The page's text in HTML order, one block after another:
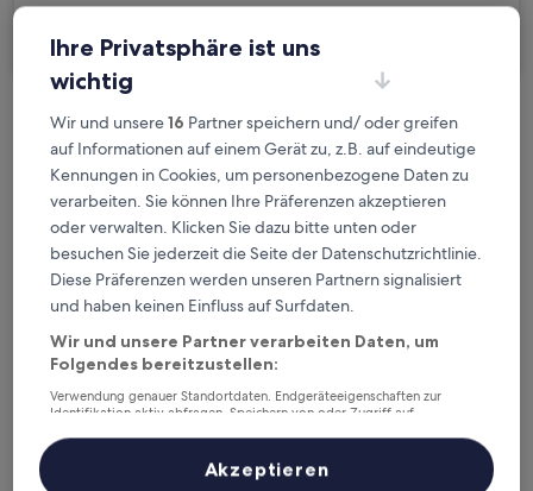
Suchen
Kostenlose Stornierung bei
Planänderungen
Verdiene Prämien für jede
wahrgenommene Übernachtung
Mehr sparen mit Preisen für Mitglieder
Überprüfe die Preise für diese Daten
Ihre Privatsphäre ist uns
wichtig
Wir und unsere16 Partner speichern und/ oder greifen
auf Informationen auf einem Gerät zu, z.B. auf eindeutige
Kennungen in Cookies, um personenbezogene Daten zu
verarbeiten. Sie können Ihre Präferenzen akzeptieren
oder verwalten. Klicken Sie dazu bitte unten oder
besuchen Sie jederzeit die Seite der Datenschutzrichtlinie.
Diese Präferenzen werden unseren Partnern signalisiert
und haben keinen Einfluss auf Surfdaten.
Wir und unsere Partner verarbeiten Daten, um
Folgendes bereitzustellen:
Verwendung genauer Standortdaten. Endgeräteeigenschaften zur
Identifikation aktiv abfragen. Speichern von oder Zugriff auf
Inhalte, Messung von Werbeleistung und der Performance von Inhalten,
Zielgruppenforschung sowie Entwicklung und Verbesserung von
Akzeptieren